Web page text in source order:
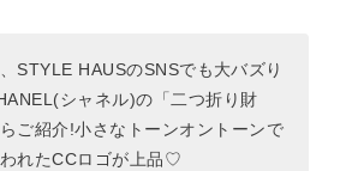
STYLE HAUSのSNSでも大バズり
シャネル)の「二つ折り財
ご紹介!小さなトーンオントーンで
れたCCロゴが上品♡